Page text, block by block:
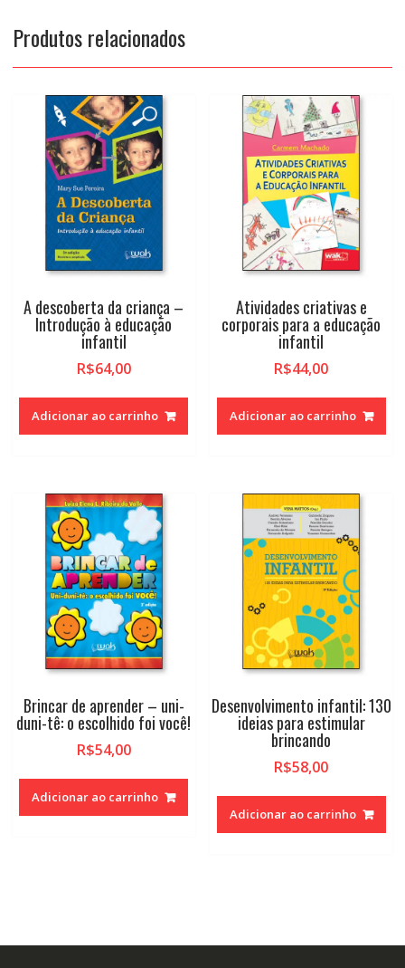
Produtos relacionados
A descoberta da criança –
Introdução à educação
infantil
R$64,00
Adicionar ao carrinho
Atividades criativas e
corporais para a educação
infantil
R$44,00
Adicionar ao carrinho
Brincar de aprender – uni-
duni-tê: o escolhido foi você!
R$54,00
Adicionar ao carrinho
Desenvolvimento infantil: 130
ideias para estimular
brincando
R$58,00
Adicionar ao carrinho